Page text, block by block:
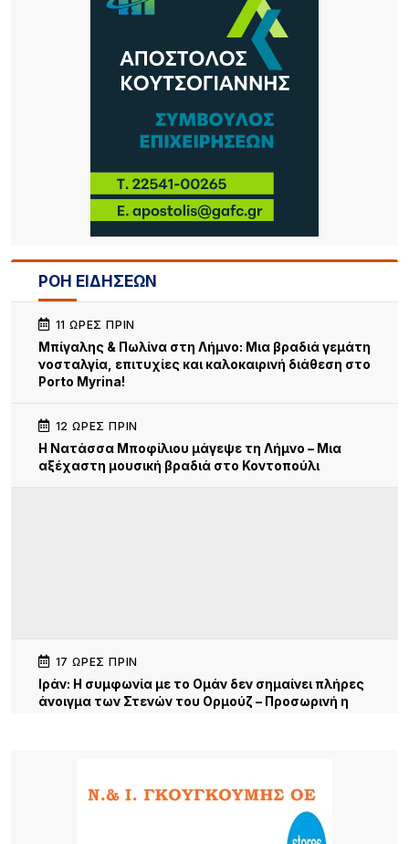
ΡΟΗ ΕΙΔΗΣΕΩΝ
11 ΏΡΕΣ ΠΡΙΝ
Μπίγαλης & Πωλίνα στη Λήμνο: Μια βραδιά γεμάτη
νοσταλγία, επιτυχίες και καλοκαιρινή διάθεση στο
Porto Myrina!
12 ΏΡΕΣ ΠΡΙΝ
Η Νατάσσα Μποφίλιου μάγεψε τη Λήμνο – Μια
αξέχαστη μουσική βραδιά στο Κοντοπούλι
17 ΏΡΕΣ ΠΡΙΝ
Iράν: Η συμφωνία με το Ομάν δεν σημαίνει πλήρες
άνοιγμα των Στενών του Ορμούζ – Προσωρινή η
Κατσαφάδος για αποζημιώσεις πυρόπληκτων:
Ενίσχυση έως 1.000 ευρώ για κάθε τετραγωνικό
μέτρο για τα “κόκκινα” σπίτια – Στο κράτος τα